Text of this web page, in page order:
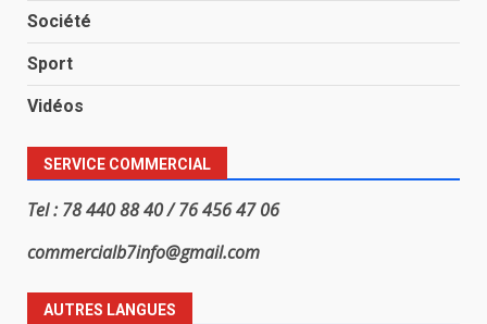
Société
Sport
Vidéos
SERVICE COMMERCIAL
Tel : 78 440 88 40 / 76 456 47 06
commercialb7info@gmail.com
AUTRES LANGUES